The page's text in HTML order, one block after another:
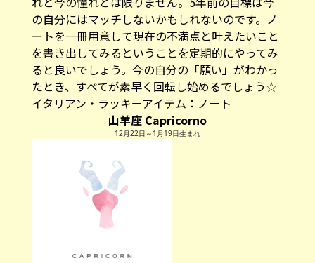
の自分にはマッチしないかもしれないのです。ノ
ートを一冊用意して現在の不満点と叶えたいこと
を書き出してみるということを定期的にやってみ
ると良いでしょう。今の自分の「願い」がわかっ
たとき、すべてが素早く回転し始めるでしょう☆
イタリアン・ラッキーアイテム： ノート
山羊座 Capricorno
12月22日～1月19日生まれ